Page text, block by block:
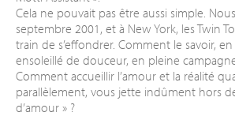
Cela ne pouvait pas être aussi simple.
septembre 2001, et à New York, les Twin
train de s’effondrer. Comment le savoir,
ensoleillé de douceur, en pleine
Comment accueillir l’amour et la réalité
parallèlement, vous jette indûment hors
d’amour » ?